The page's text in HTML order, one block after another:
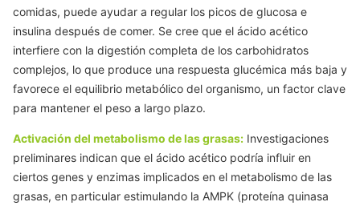
comidas, puede ayudar a regular los picos de glucosa e
insulina después de comer. Se cree que el ácido acético
interfiere con la digestión completa de los carbohidratos
complejos, lo que produce una respuesta glucémica más baja y
favorece el equilibrio metabólico del organismo, un factor clave
para mantener el peso a largo plazo.
Activación del metabolismo de las grasas: Investigaciones
preliminares indican que el ácido acético podría influir en
ciertos genes y enzimas implicados en el metabolismo de las
grasas, en particular estimulando la AMPK (proteína quinasa